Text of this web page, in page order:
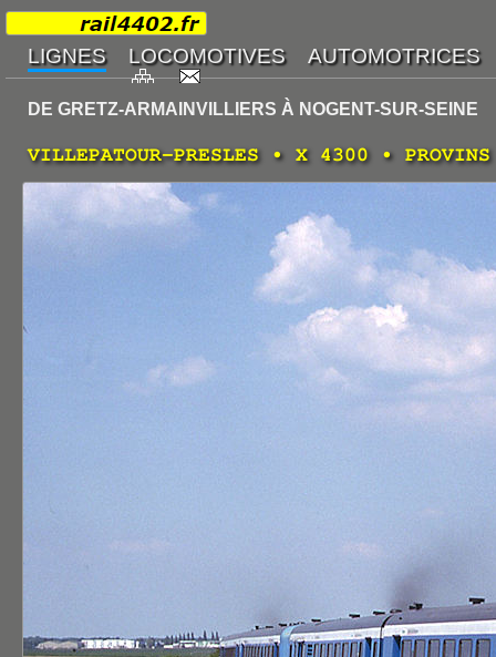
DE GRETZ-ARMAINVILLIERS À NOGENT-SUR-SEINE
VILLEPATOUR-PRESLES • X 4300 •